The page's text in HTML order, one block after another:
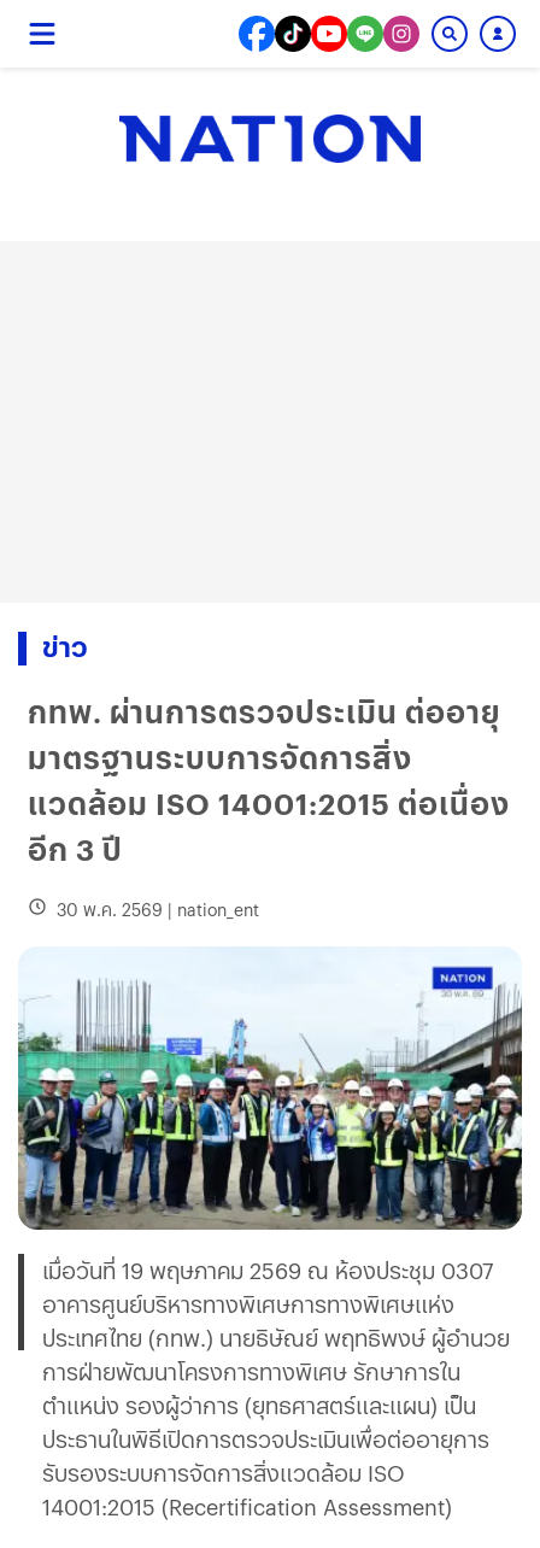
ข่าว
กทพ. ผ่านการตรวจประเมิน ต่ออายุ
มาตรฐานระบบการจัดการสิ่ง
แวดล้อม ISO 14001:2015 ต่อเนื่อง
อีก 3 ปี
30 พ.ค. 2569 | nation_ent
เมื่อวันที่ 19 พฤษภาคม 2569 ณ ห้องประชุม 0307
อาคารศูนย์บริหารทางพิเศษการทางพิเศษแห่ง
ประเทศไทย (กทพ.) นายธิษัณย์ พฤทธิพงษ์ ผู้อำนวย
การฝ่ายพัฒนาโครงการทางพิเศษ รักษาการใน
ตำแหน่ง รองผู้ว่าการ (ยุทธศาสตร์และแผน) เป็น
ประธานในพิธีเปิดการตรวจประเมินเพื่อต่ออายุการ
รับรองระบบการจัดการสิ่งแวดล้อม ISO
14001:2015 (Recertification Assessment)